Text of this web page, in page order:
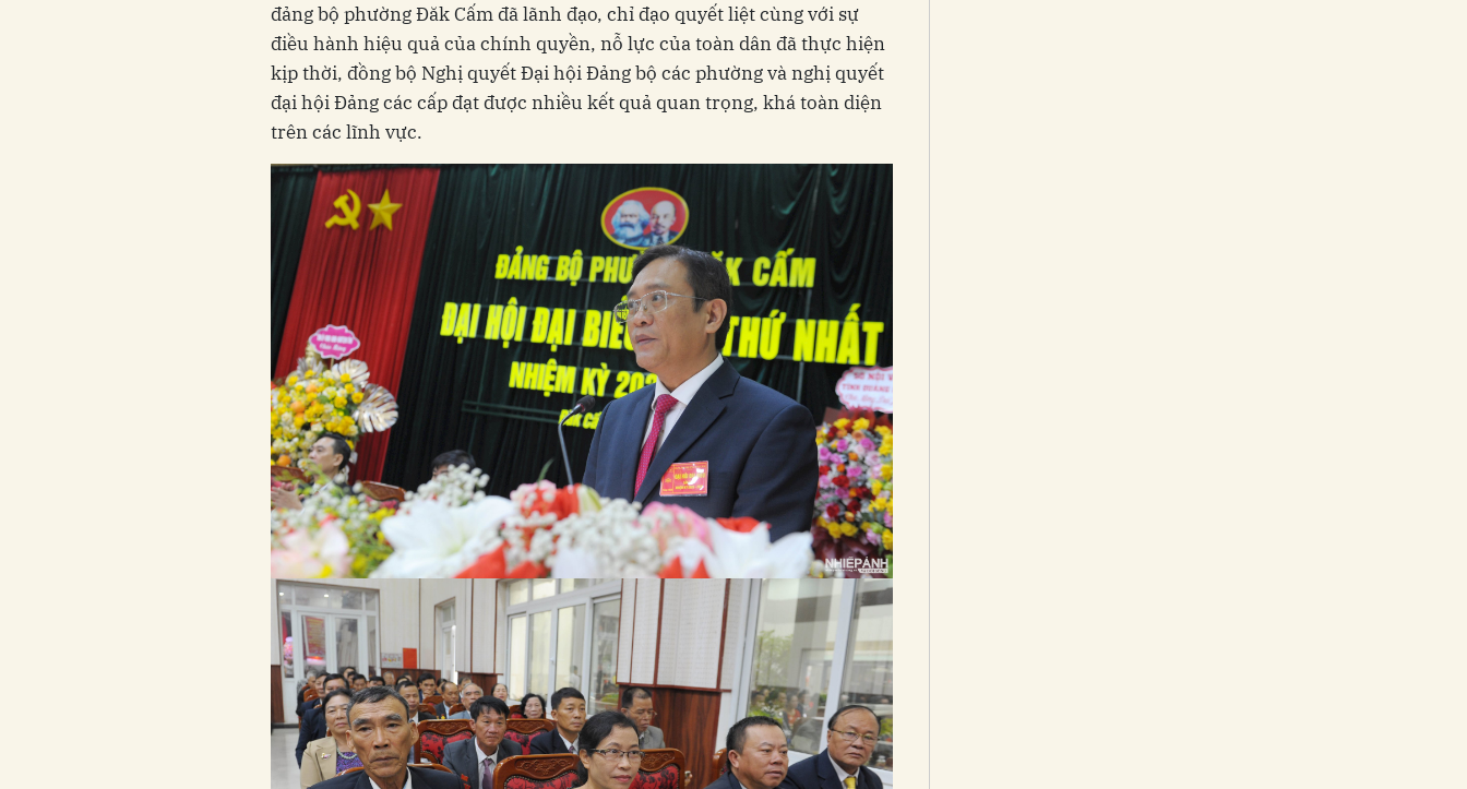
đảng bộ phường Đăk Cấm đã lãnh đạo, chỉ đạo quyết liệt cùng với sự
điều hành hiệu quả của chính quyền, nỗ lực của toàn dân đã thực hiện
kịp thời, đồng bộ Nghị quyết Đại hội Đảng bộ các phường và nghị quyết
đại hội Đảng các cấp đạt được nhiều kết quả quan trọng, khá toàn diện
trên các lĩnh vực.